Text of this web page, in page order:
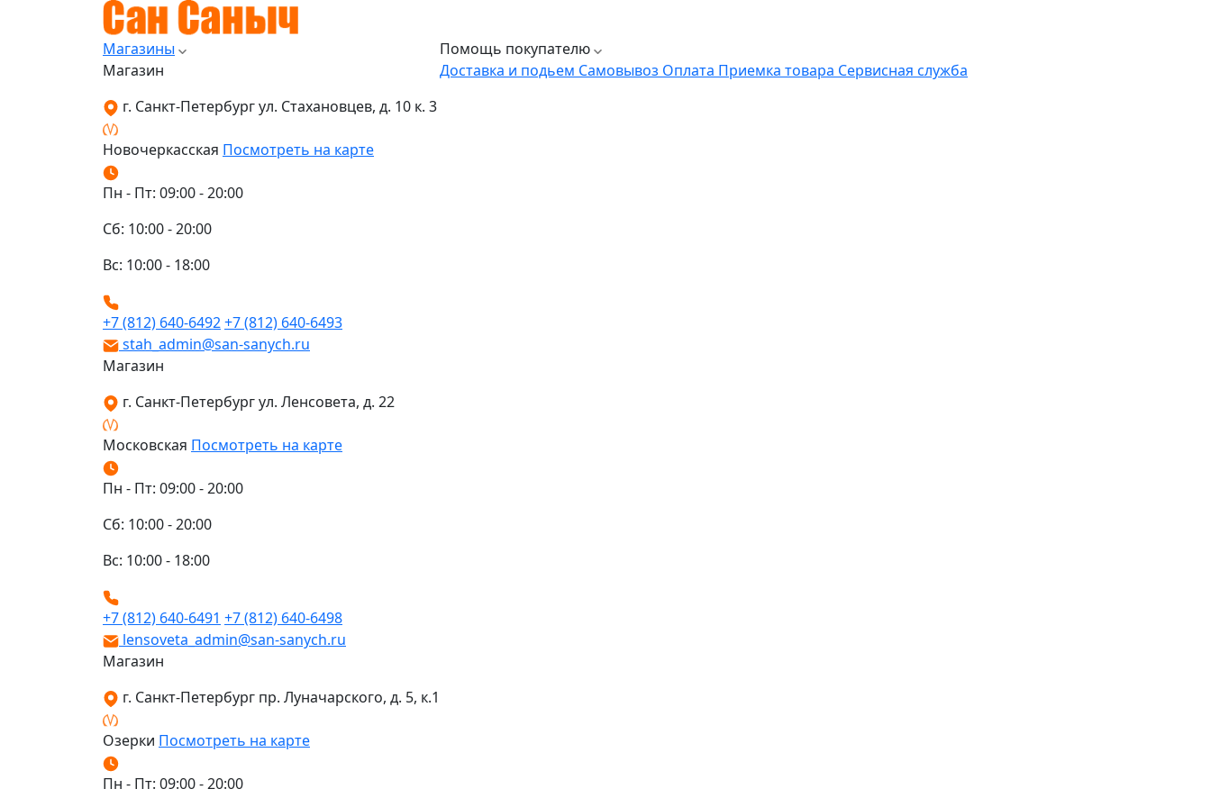
Магазины
Магазин
г. Санкт-Петербург ул. Стахановцев, д. 10 к. 3
Новочеркасская Посмотреть на карте
Пн - Пт: 09:00 - 20:00
Сб: 10:00 - 20:00
Вс: 10:00 - 18:00
+7 (812) 640-6492+7 (812) 640-6493
stah_admin@san-sanych.ru
Магазин
г. Санкт-Петербург ул. Ленсовета, д. 22
Московская Посмотреть на карте
Пн - Пт: 09:00 - 20:00
Сб: 10:00 - 20:00
Вс: 10:00 - 18:00
+7 (812) 640-6491 +7 (812) 640-6498
lensoveta_admin@san-sanych.ru
Магазин
г. Санкт-Петербург пр. Луначарского, д. 5, к.1
Озерки Посмотреть на карте
Пн - Пт: 09:00 - 20:00
Помощь покупателю
Доставка и подьем Самовывоз Оплата Приемка товара Сервисная служба